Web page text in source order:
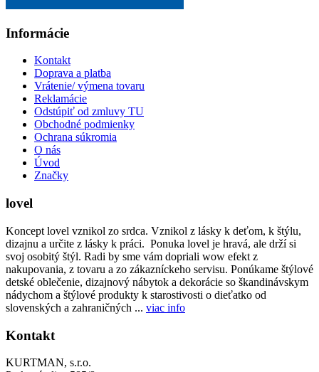
Informácie
Kontakt
Doprava a platba
Vrátenie/ výmena tovaru
Reklamácie
Odstúpiť od zmluvy TU
Obchodné podmienky
Ochrana súkromia
O nás
Úvod
Značky
lovel
Koncept lovel vznikol zo srdca. Vznikol z lásky k deťom, k štýlu,
dizajnu a určite z lásky k práci. Ponuka lovel je hravá, ale drží si
svoj osobitý štýl. Radi by sme vám dopriali wow efekt z
nakupovania, z tovaru a zo zákazníckeho servisu. Ponúkame štýlové
detské oblečenie, dizajnový nábytok a dekorácie so škandinávskym
nádychom a štýlové produkty k starostivosti o dieťatko od
slovenských a zahraničných ... viac info
Kontakt
KURTMAN, s.r.o.